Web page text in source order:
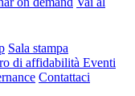
Sala stampa
di affidabilità Eventi
Contattaci